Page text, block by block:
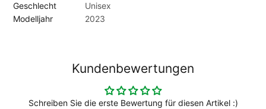
Geschlecht
Unisex
Modelljahr
2023
Kundenbewertungen
Schreiben Sie die erste Bewertung für diesen Artikel :)